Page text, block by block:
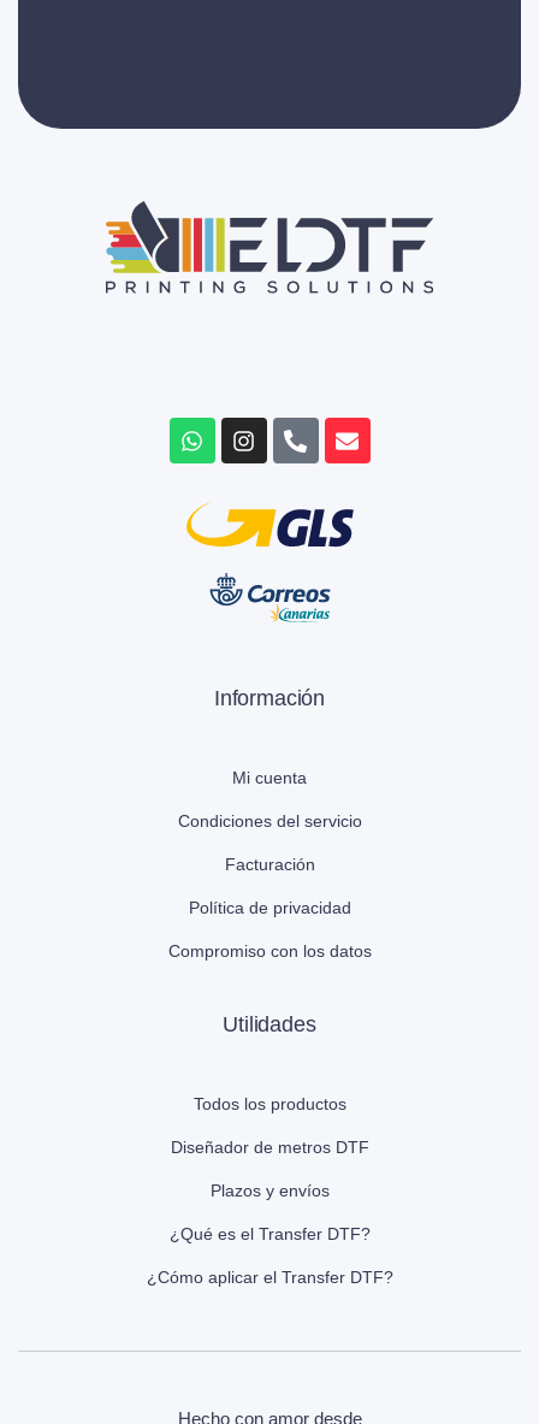
Información
Mi cuenta
Condiciones del servicio
Facturación
Política de privacidad
Compromiso con los datos
Utilidades
Todos los productos
Diseñador de metros DTF
Plazos y envíos
¿Qué es el Transfer DTF?
¿Cómo aplicar el Transfer DTF?
Hecho con amor desde